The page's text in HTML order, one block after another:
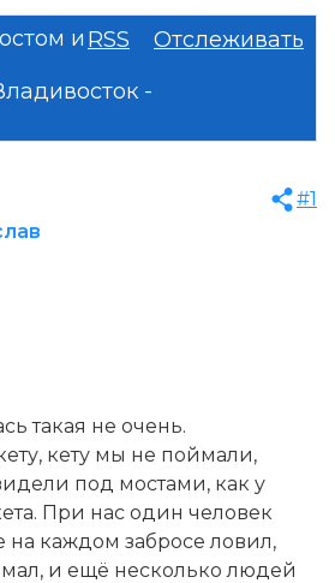
RSS Отслеживать
и
-
#1
такая не очень.
кету мы не поймали,
под мостами, как у
При нас один человек
на каждом забросе ловил,
и ещё несколько людей